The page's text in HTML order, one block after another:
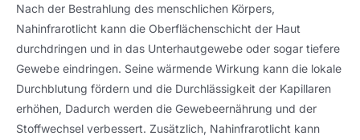
Nach der Bestrahlung des menschlichen Körpers,
Nahinfrarotlicht kann die Oberflächenschicht der Haut
durchdringen und in das Unterhautgewebe oder sogar tiefere
Gewebe eindringen. Seine wärmende Wirkung kann die lokale
Durchblutung fördern und die Durchlässigkeit der Kapillaren
erhöhen, Dadurch werden die Gewebeernährung und der
Stoffwechsel verbessert. Zusätzlich, Nahinfrarotlicht kann